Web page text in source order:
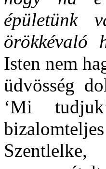
épületünk
örökkévaló
Isten nem
üdvösség
‘Mi